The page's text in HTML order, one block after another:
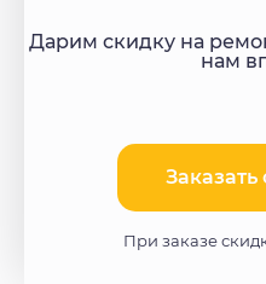
Дарим скидку на
нам
Заказать
При заказе